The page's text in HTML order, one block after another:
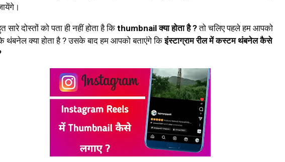
सारे दोस्तों को पता ही नहीं होता है कि thumbnail क्या होता है ?तो चलिए पहले हम आपको
थंबनेल क्या होता है ? उसके बाद हम आपको बताएंगे किइंस्टाग्राम रील में कस्टम थंबनेल कैसे